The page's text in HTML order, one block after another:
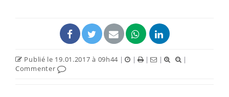
Publié le 19.01.2017 à 09h44 | | | |
|
Commenter